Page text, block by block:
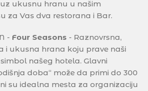
uz ukusnu hranu u našim
za Vas dva restorana i Bar.
- Four Seasons - Raznovrsna,
i ukusna hrana koju prave naši
našeg hotela. Glavni
doba“ može da primi do 300
su idealna mesta za organizaciju